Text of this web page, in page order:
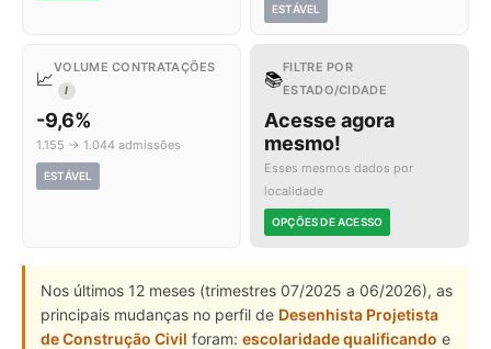
ESTÁVEL
📈
VOLUME CONTRATAÇÕES
I
-9,6%
1.155 → 1.044 admissões
ESTÁVEL
📚
FILTRE POR
ESTADO/CIDADE
Acesse agora
mesmo!
Esses mesmos dados por
localidade
OPÇÕES DE ACESSO
Nos últimos 12 meses (trimestres 07/2025 a 06/2026), as
principais mudanças no perfil de Desenhista Projetista
de Construção Civil foram: escolaridade qualificando e